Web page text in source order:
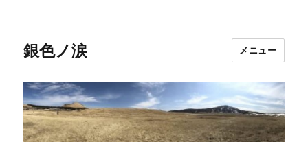
銀色ノ涙 メニュー